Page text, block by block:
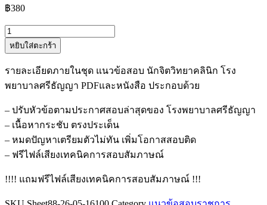
฿380
จำนวน
แนว
นัก
จิตวิทยา
คลินิก
โรง
พยาบาล
ศรีธัญญา
หยิบใส่ตะกร้า
รายละเอียดภายในชุด แนวข้อสอบ นักจิตวิทยาคลินิก โรง
พยาบาลศรีธัญญา PDFและหนังสือ ประกอบด้วย
– ปรับหัวข้อตามประกาศสอบล่าสุดของ โรงพยาบาลศรีธัญญา
– เนื้อหากระชับ ตรงประเด็น
– หมดปัญหาเตรียมตัวไม่ทัน เพิ่มโอกาสสอบติด
– ฟรีไฟล์เสียงเทคนิคการสอบสัมภาษณ์
!!!! แถมฟรีไฟล์เสียงเทคนิคการสอบสัมภาษณ์ !!!